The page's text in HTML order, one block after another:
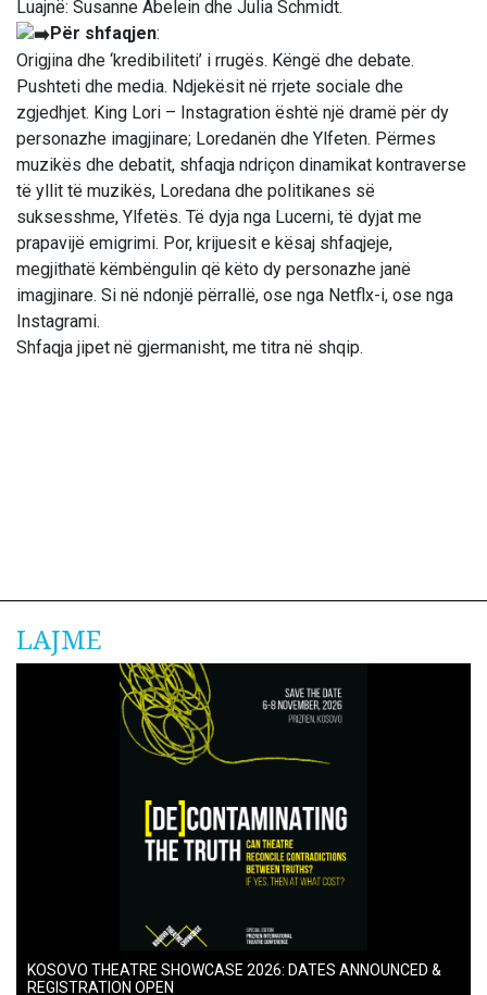
Luajnë: Susanne Abelein dhe Julia Schmidt.
Për shfaqjen:
Origjina dhe ‘kredibiliteti’ i rrugës. Këngë dhe debate.
Pushteti dhe media. Ndjekësit në rrjete sociale dhe
zgjedhjet. King Lori – Instagration është një dramë për dy
personazhe imagjinare; Loredanën dhe Ylfeten. Përmes
muzikës dhe debatit, shfaqja ndriçon dinamikat kontraverse
të yllit të muzikës, Loredana dhe politikanes së
suksesshme, Ylfetës. Të dyja nga Lucerni, të dyjat me
prapavijë emigrimi. Por, krijuesit e kësaj shfaqjeje,
megjithatë këmbëngulin që këto dy personazhe janë
imagjinare. Si në ndonjë përrallë, ose nga Netflx-i, ose nga
Instagrami.
Shfaqja jipet në gjermanisht, me titra në shqip.
LAJME
KOSOVO THEATRE SHOWCASE 2026: DATES ANNOUNCED &
REGISTRATION OPEN